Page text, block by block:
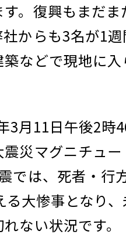
。復興もまだま
からも3名が1
などで現地に
3月11日午後2時
災マグニチュ
では、死者・行
大惨事となり
ない状況です。